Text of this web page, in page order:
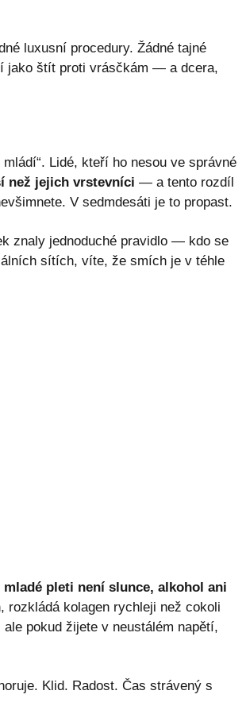
luxusní procedury. Žádné tajné
jako štít proti vrásčkám — a dcera,
Lidé, kteří ho nesou ve správné
než jejich vrstevníci — a tento rozdíl
V sedmdesáti je to propast.
znaly jednoduché pravidlo — kdo se
sítích, víte, že smích je v téhle
pleti není slunce, alkohol ani
rozkládá kolagen rychleji než cokoli
pokud žijete v neustálém napětí,
Klid. Radost. Čas strávený s